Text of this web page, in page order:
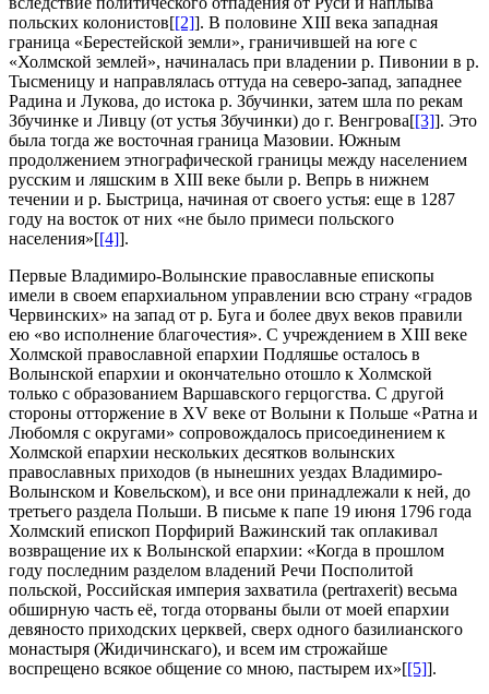
польских колонистов[[2]]. В половине XIII века западная
граница «Берестейской земли», граничившей на юге с
«Холмской землей», начиналась при владении р. Пивонии в р.
Тысменицу и направлялась оттуда на северо-запад, западнее
Радина и Лукова, до истока р. Збучинки, затем шла по рекам
Збучинке и Ливцу (от устья Збучинки) до г. Венгрова[[3]]. Это
была тогда же восточная граница Мазовии. Южным
продолжением этнографической границы между населением
русским и ляшским в XIII веке были р. Вепрь в нижнем
течении и р. Быстрица, начиная от своего устья: еще в 1287
году на восток от них «не было примеси польского
населения»[[4]].
Первые Владимиро-Волынские православные епископы
имели в своем епархиальном управлении всю страну «градов
Червинских» на запад от р. Буга и более двух веков правили
ею «во исполнение благочестия». С учреждением в XIII веке
Холмской православной епархии Подляшье осталось в
Волынской епархии и окончательно отошло к Холмской
только с образованием Варшавского герцогства. С другой
стороны отторжение в ХV веке от Волыни к Польше «Ратна и
Любомля с округами» сопровождалось присоединением к
Холмской епархии нескольких десятков волынских
православных приходов (в нынешних уездах Владимиро-
Волынском и Ковельском), и все они принадлежали к ней, до
третьего раздела Польши. В письме к папе 19 июня 1796 года
Холмский епископ Порфирий Важинский так оплакивал
возвращение их к Волынской епархии: «Когда в прошлом
году последним разделом владений Речи Посполитой
польской, Российская империя захватила (pertraxerit) весьма
обширную часть её, тогда оторваны были от моей епархии
девяносто приходских церквей, сверх одного базилианского
монастыря (Жидичинскаго), и всем им строжайше
воспрещено всякое общение со мною, пастырем их»[[5]].